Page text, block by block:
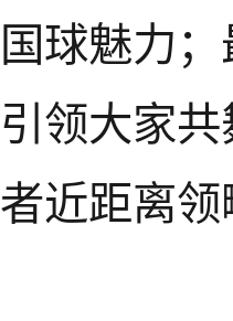
国球魅力
引领大家
者近距离